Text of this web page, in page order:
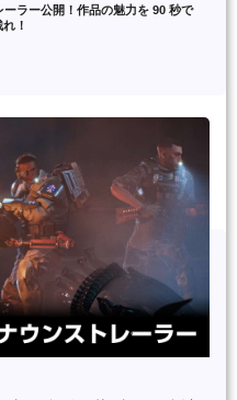
ラー公開！作品の魅力を 90 秒で
！